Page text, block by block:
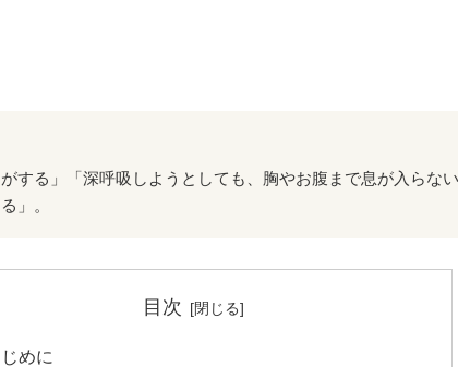
する」「深呼吸しようとしても、胸やお腹まで息が入らな
」。
目次
めに